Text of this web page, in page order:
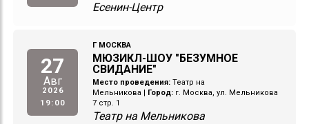
Есенин-Центр
27
Авг
2026
19:00
Г МОСКВА
МЮЗИКЛ-ШОУ "БЕЗУМНОЕ
СВИДАНИЕ"
Место проведения: Театр на
Мельникова
Город: г. Москва, ул. Мельникова
7 стр. 1
Театр на Мельникова